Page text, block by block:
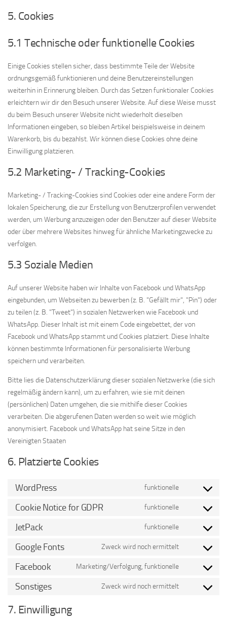
5. Cookies
5.1 Technische oder funktionelle Cookies
Einige Cookies stellen sicher, dass bestimmte Teile der Website
ordnungsgemäß funktionieren und deine Benutzereinstellungen
weiterhin in Erinnerung bleiben. Durch das Setzen funktionaler Cookies
erleichtern wir dir den Besuch unserer Website. Auf diese Weise musst
du beim Besuch unserer Website nicht wiederholt dieselben
Informationen eingeben, so bleiben Artikel beispielsweise in deinem
Warenkorb, bis du bezahlst. Wir können diese Cookies ohne deine
Einwilligung platzieren.
5.2 Marketing- / Tracking-Cookies
Marketing- / Tracking-Cookies sind Cookies oder eine andere Form der
lokalen Speicherung, die zur Erstellung von Benutzerprofilen verwendet
werden, um Werbung anzuzeigen oder den Benutzer auf dieser Website
oder über mehrere Websites hinweg für ähnliche Marketingzwecke zu
verfolgen.
5.3 Soziale Medien
Auf unserer Website haben wir Inhalte von Facebook und WhatsApp
eingebunden, um Webseiten zu bewerben (z. B. "Gefällt mir", "Pin") oder
zu teilen (z. B. "Tweet") in sozialen Netzwerken wie Facebook und
WhatsApp. Dieser Inhalt ist mit einem Code eingebettet, der von
Facebook und WhatsApp stammt und Cookies platziert. Diese Inhalte
können bestimmte Informationen für personalisierte Werbung
speichern und verarbeiten.
Bitte lies die Datenschutzerklärung dieser sozialen Netzwerke (die sich
regelmäßig ändern kann), um zu erfahren, wie sie mit deinen
(persönlichen) Daten umgehen, die sie mithilfe dieser Cookies
verarbeiten. Die abgerufenen Daten werden so weit wie möglich
anonymisiert. Facebook und WhatsApp hat seine Sitze in den
Vereinigten Staaten
6. Platzierte Cookies
WordPress funktionelle
Consent
wordpress
Cookie Notice for GDPR funktionelle
Consent
cookie-
JetPack funktionelle
Consent
jetpack
Google Fonts Zweck wird noch ermittelt
Consent
google-
Facebook Marketing/Verfolgung, funktionelle
Consent
Sonstiges Zweck wird noch ermittelt
Consent
7. Einwilligung